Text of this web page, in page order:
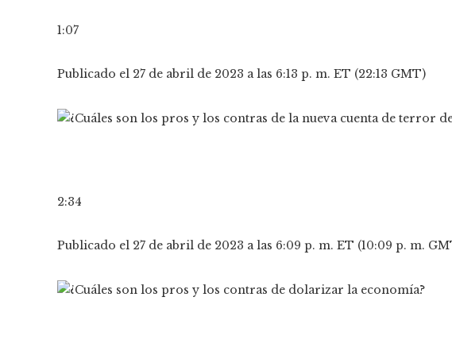
1:07
Publicado el 27 de abril de 2023 a las 6:13 p. m. ET (22:13 GMT)
2:34
Publicado el 27 de abril de 2023 a las 6:09 p. m. ET (10:09 p. m.